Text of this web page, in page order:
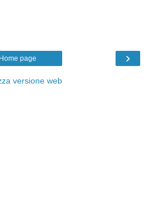
›
Home page
versione web